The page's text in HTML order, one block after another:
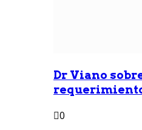
Dr Viano
0